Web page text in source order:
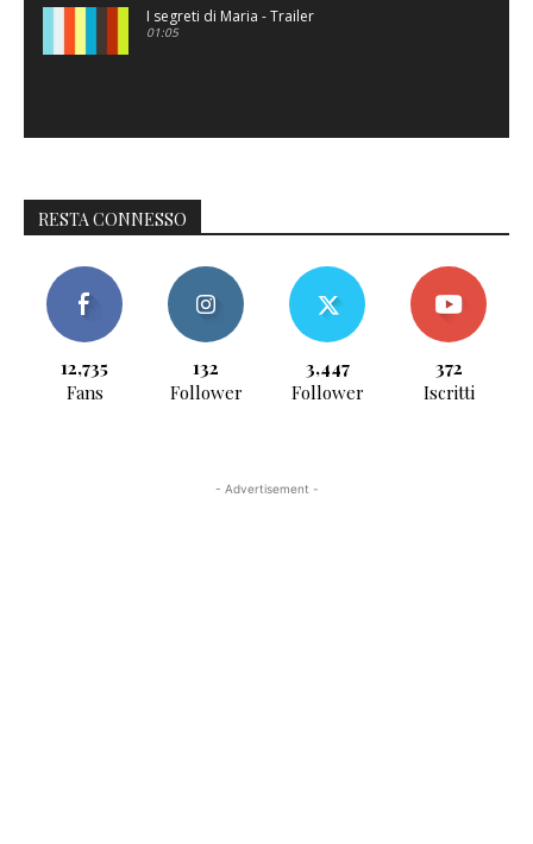
I segreti di Maria - Trailer
01:05
RESTA CONNESSO
12,735
Fans
132
Follower
3,447
Follower
372
Iscritti
- Advertisement -